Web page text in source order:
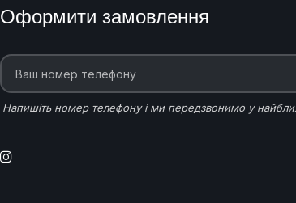
Оформити замовлення
Напишіть номер телефону і ми передзвонимо у